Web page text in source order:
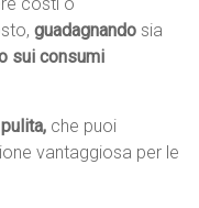
guadagnando sia
sui consumi
che puoi
vantaggiosa per le